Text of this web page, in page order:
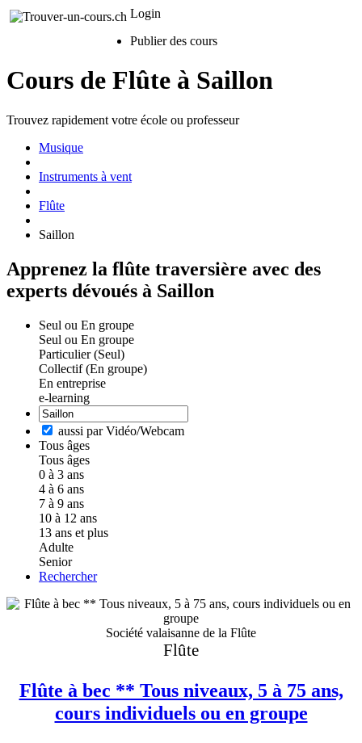
Login
Publier des cours
Cours de Flûte à Saillon
Trouvez rapidement votre école ou professeur
Musique
Instruments à vent
Flûte
Saillon
Apprenez la flûte traversière avec des
experts dévoués à Saillon
Seul ou En groupe
Seul ou En groupe
Particulier (Seul)
Collectif (En groupe)
En entreprise
e-learning
aussi par Vidéo/Webcam
Tous âges
Tous âges
0 à 3 ans
4 à 6 ans
7 à 9 ans
10 à 12 ans
13 ans et plus
Adulte
Senior
Rechercher
Société valaisanne de la Flûte
Flûte
Flûte à bec ** Tous niveaux, 5 à 75 ans,
cours individuels ou en groupe